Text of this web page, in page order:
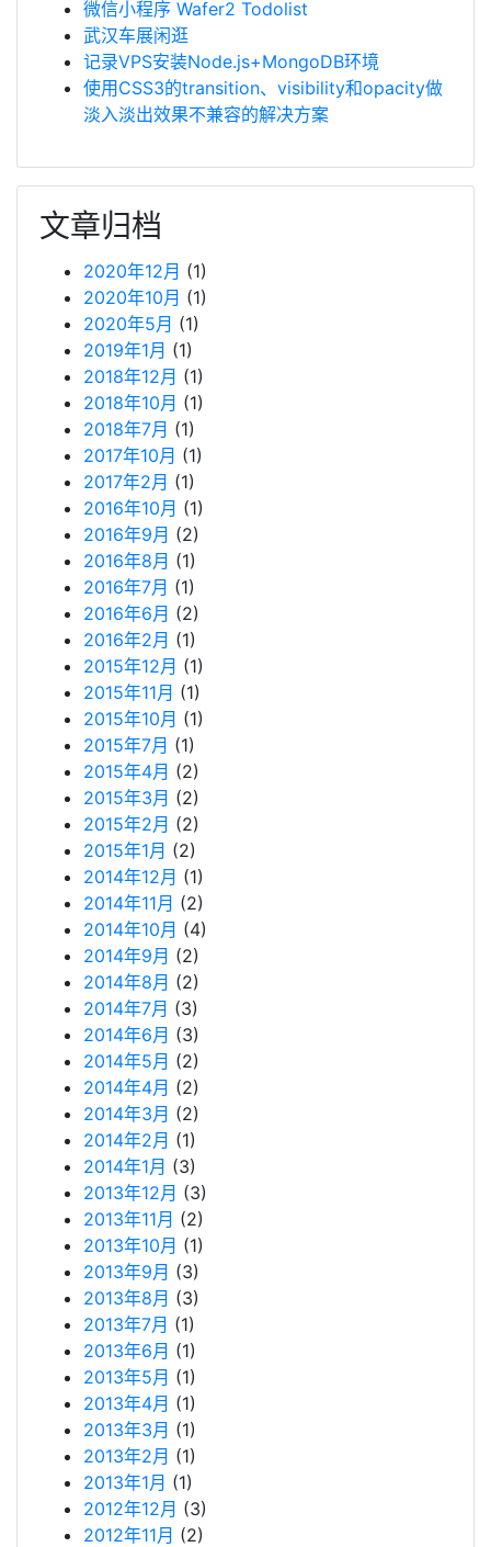
微信小程序 Wafer2 Todolist
武汉车展闲逛
记录VPS安装Node.js+MongoDB环境
使用CSS3的transition、visibility和opacity做
淡入淡出效果不兼容的解决方案
文章归档
2020年12月 (1)
2020年10月 (1)
2020年5月 (1)
2019年1月 (1)
2018年12月 (1)
2018年10月 (1)
2018年7月 (1)
2017年10月 (1)
2017年2月 (1)
2016年10月 (1)
2016年9月 (2)
2016年8月 (1)
2016年7月 (1)
2016年6月 (2)
2016年2月 (1)
2015年12月 (1)
2015年11月 (1)
2015年10月 (1)
2015年7月 (1)
2015年4月 (2)
2015年3月 (2)
2015年2月 (2)
2015年1月 (2)
2014年12月 (1)
2014年11月 (2)
2014年10月 (4)
2014年9月 (2)
2014年8月 (2)
2014年7月 (3)
2014年6月 (3)
2014年5月 (2)
2014年4月 (2)
2014年3月 (2)
2014年2月 (1)
2014年1月 (3)
2013年12月 (3)
2013年11月 (2)
2013年10月 (1)
2013年9月 (3)
2013年8月 (3)
2013年7月 (1)
2013年6月 (1)
2013年5月 (1)
2013年4月 (1)
2013年3月 (1)
2013年2月 (1)
2013年1月 (1)
2012年12月 (3)
2012年11月 (2)